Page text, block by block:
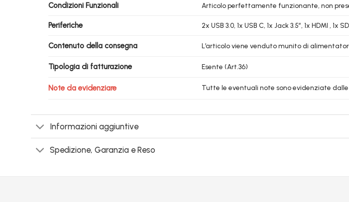
Condizioni Funzionali Articolo perfettamente funzionante, non
Periferiche 2x USB 3.0, 1x USB C, 1x Jack 3.5″, 1x HDMI , 1x SD
Contenuto della consegna L’articolo viene venduto munito di
Tipologia di fatturazione Esente (Art.36)
Note da evidenziare Tutte le eventuali note sono evidenziate
Informazioni aggiuntive
Spedizione, Garanzia e Reso